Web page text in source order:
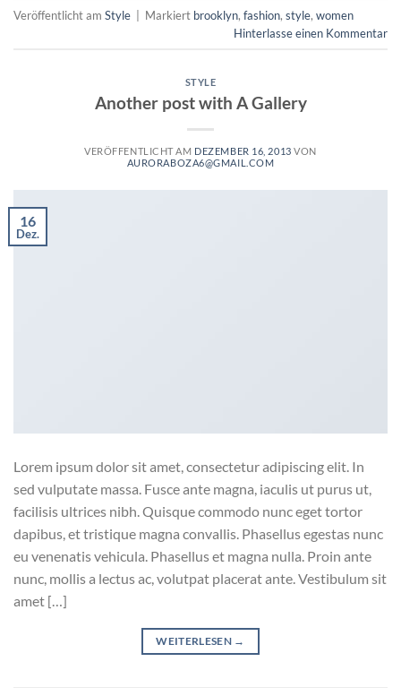
Veröffentlicht am Style Markiert brooklyn, fashion, style, women
Hinterlasse einen Kommentar
STYLE
Another post with A Gallery
VERÖFFENTLICHT AM DEZEMBER 16, 2013 VON
AURORABOZA6@GMAIL.COM
16
Dez.
Lorem ipsum dolor sit amet, consectetur adipiscing elit. In
sed vulputate massa. Fusce ante magna, iaculis ut purus ut,
facilisis ultrices nibh. Quisque commodo nunc eget tortor
dapibus, et tristique magna convallis. Phasellus egestas nunc
eu venenatis vehicula. Phasellus et magna nulla. Proin ante
nunc, mollis a lectus ac, volutpat placerat ante. Vestibulum sit
amet […]
WEITERLESEN →